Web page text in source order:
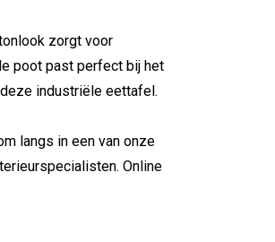
zorgt voor
poot past perfect bij het
industriële eettafel.
langs in een van onze
Online